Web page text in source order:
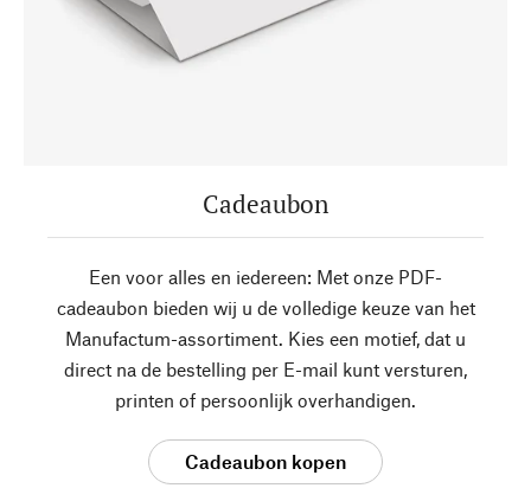
Cadeaubon
Een voor alles en iedereen: Met onze PDF-
cadeaubon bieden wij u de volledige keuze van het
Manufactum-assortiment. Kies een motief, dat u
direct na de bestelling per E-mail kunt versturen,
printen of persoonlijk overhandigen.
Cadeaubon kopen